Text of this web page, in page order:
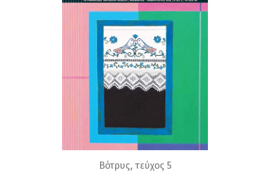
Βότρυς, τεύχος 5